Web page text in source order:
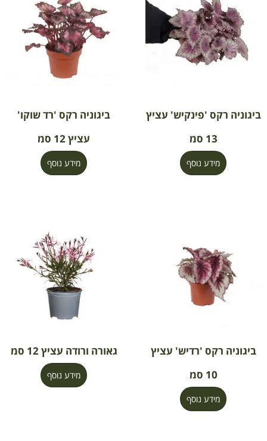
ביגוניה רקס 'פינקיש' עציץ
13 סמ
מידע נוסף
ביגוניה רקס 'רד שוקו'
עציץ 12 סמ
מידע נוסף
ביגוניה רקס 'רדיש' עציץ
10 סמ
מידע נוסף
גאורה ורודה עציץ 12 סמ
מידע נוסף